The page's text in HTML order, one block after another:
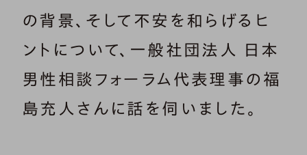
の背景、そして不安を和らげるヒ
ントについて、一般社団法人 日本
男性相談フォーラム代表理事の福
島充人さんに話を伺いました。